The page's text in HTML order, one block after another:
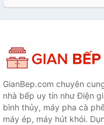
GianBep.com chuyên
nhà bếp uy tín như Điện
bình thủy, máy pha cà
máy ép, máy hút khói.